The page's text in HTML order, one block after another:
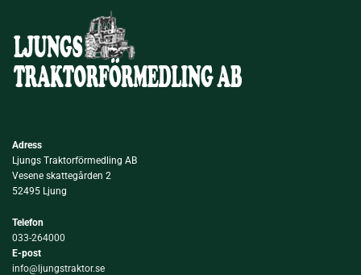
Adress
Ljungs Traktorförmedling AB
Vesene skattegården 2
52495 Ljung
Telefon
033-264000
E-post
info@ljungstraktor.se